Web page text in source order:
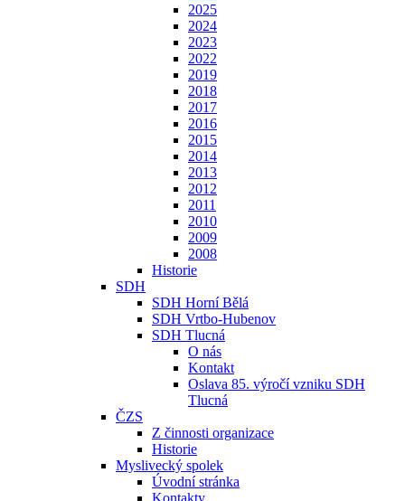
2025
2024
2023
2022
2019
2018
2017
2016
2015
2014
2013
2012
2011
2010
2009
2008
Historie
SDH
SDH Horní Bělá
SDH Vrtbo-Hubenov
SDH Tlucná
O nás
Kontakt
Oslava 85. výročí vzniku SDH
Tlucná
ČZS
Z činnosti organizace
Historie
Myslivecký spolek
Úvodní stránka
Kontakty